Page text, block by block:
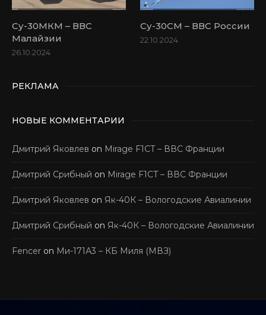
Су-30МКМ – ВВС
Малайзии
26.10.2024
Су-30СМ – ВВС России
22.10.2024
РЕКЛАМА
НОВЫЕ КОММЕНТАРИИ
Дмитрий Яковлев on Mirage F1CT – ВВС Франции
Дмитрий Срибный on Mirage F1CT – ВВС Франции
Дмитрий Яковлев on Як-40К – Вологодские Авиалинии
Дмитрий Срибный on Як-40К – Вологодские Авиалинии
Fencer on Ми-171А3 – КБ Миля (МВЗ)